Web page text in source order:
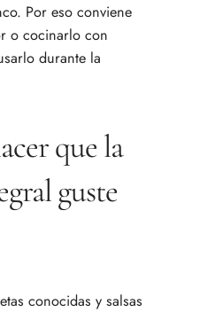
Por eso conviene
o cocinarlo con
durante la
que la
guste
conocidas y salsas